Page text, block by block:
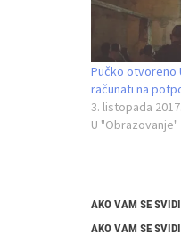
Pučko otvoreno
računati na
3. listopada 2017.
U "Obrazovanje"
AKO VAM SE
AKO VAM SE